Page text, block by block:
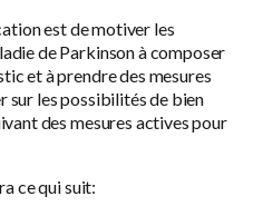
est de motiver les
de Parkinson à composer
et à prendre des mesures
sur les possibilités de bien
des mesures actives pour
ce qui suit: